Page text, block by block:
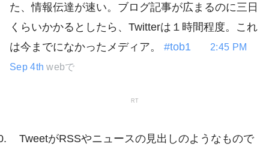
た、情報伝達が速い。ブログ記事が広まるのに三日
くらいかかるとしたら、Twitterは１時間程度。これ
は今までになかったメディア。 #tob1
2:45 PM
Sep 4th webで
RT
TweetがRSSやニュースの見出しのようなもので